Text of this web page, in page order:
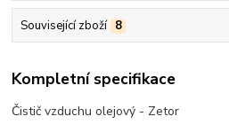
Související zboží 8
Kompletní specifikace
Čistič vzduchu olejový - Zetor